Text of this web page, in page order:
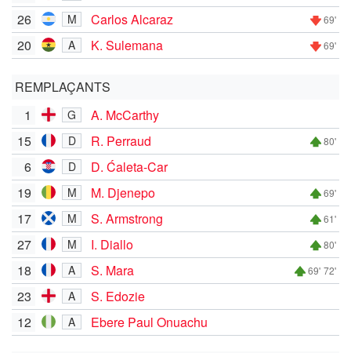
26 M Carlos Alcaraz 69'
20 A K. Sulemana 69'
REMPLAÇANTS
1
G
A. McCarthy
15
D R. Perraud 80'
6 D
D. Ćaleta-Car
19
M M. Djenepo 69'
17 M S. Armstrong 61'
27 M I. Diallo 80'
18 A S. Mara 69' 72'
23 A
S. Edozie
12
A Ebere Paul Onuachu